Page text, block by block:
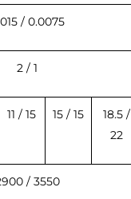
/ 0.0075
2 / 1
11 / 15 15 / 15
18.5 /
22
/ 3550